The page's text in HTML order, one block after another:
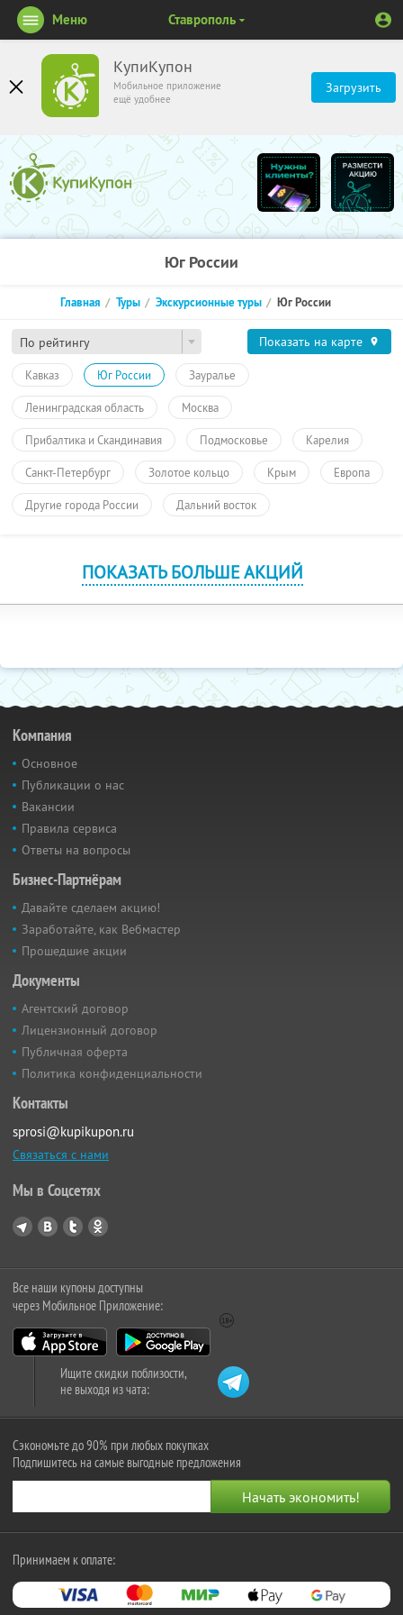
КупиКупон
Мобильное приложение
ещё удобнее
Загрузить
Меню Ставрополь
Юг России
По рейтингу
Главная Туры Экскурсионные туры Юг России
Показать на карте
Кавказ Юг России Зауралье
Ленинградская область Москва
Прибалтика и Скандинавия Подмосковье Карелия
Санкт-Петербург Золотое кольцо Крым Европа
Другие города России Дальний восток
ПОКАЗАТЬ БОЛЬШЕ АКЦИЙ
Компания
Основное
Публикации о нас
Вакансии
Правила сервиса
Ответы на вопросы
Бизнес-Партнёрам
Давайте сделаем акцию!
Заработайте, как Вебмастер
Прошедшие акции
Документы
Агентский договор
Лицензионный договор
Публичная оферта
Политика конфиденциальности
Контакты
sprosi@kupikupon.ru
Связаться с нами
Мы в Соцсетях
Все наши купоны доступны
через Мобильное Приложение:
Ищите скидки поблизости,
не выходя из чата:
Сэкономьте до 90% при любых покупках
Подпишитесь на самые выгодные предложения
Принимаем к оплате: